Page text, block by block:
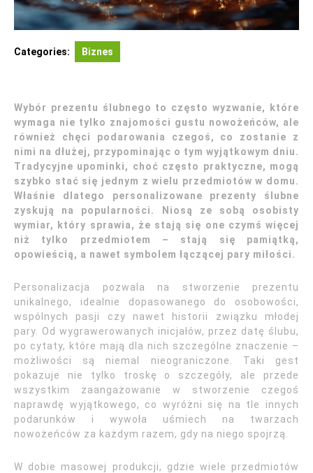
Categories: Biznes
Wybór prezentu ślubnego to często wyzwanie, które
wymaga nie tylko znajomości gustu nowożeńców, ale
również chęci podarowania czegoś, co zostanie z
nimi na dłużej, przypominając o tym wyjątkowym dniu.
Tradycyjne upominki, choć często praktyczne, mogą
szybko stać się jednym z wielu przedmiotów w domu.
Właśnie dlatego personalizowane prezenty ślubne
zyskują na popularności. Niosą ze sobą osobisty
wymiar, który sprawia, że stają się one czymś więcej
niż tylko przedmiotem – stają się pamiątką,
opowieścią, a nawet symbolem łączącej pary miłości.
Personalizacja pozwala na stworzenie prezentu
unikalnego, idealnie dopasowanego do osobowości,
wspólnych pasji czy nawet historii związku młodej
pary. Od wygrawerowanych inicjałów, przez datę ślubu,
po cytaty, które mają dla nich szczególne znaczenie –
możliwości są niemal nieograniczone. Taki gest
pokazuje nie tylko troskę o szczegóły, ale przede
wszystkim zaangażowanie w stworzenie czegoś
naprawdę wyjątkowego, co wyróżni się na tle innych
podarunków i wywoła uśmiech na twarzach
nowożeńców za każdym razem, gdy na niego spojrzą.
W dobie masowej produkcji, gdzie wiele przedmiotów